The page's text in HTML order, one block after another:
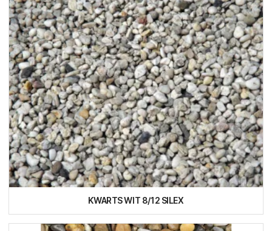
KWARTS WIT 8/12 SILEX